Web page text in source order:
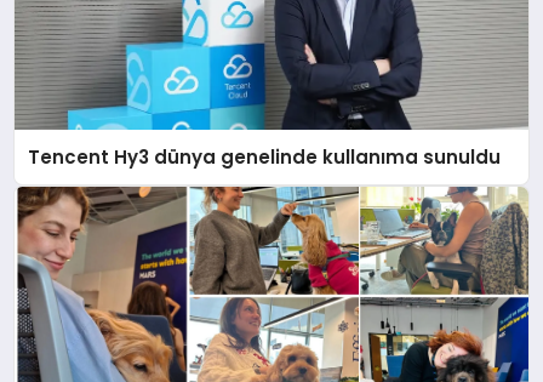
Tencent Hy3 dünya genelinde kullanıma sunuldu